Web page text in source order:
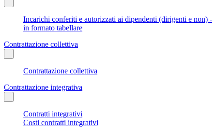
Incarichi conferiti e autorizzati ai dipendenti (dirigenti e non) -
in formato tabellare
Contrattazione collettiva
Contrattazione collettiva
Contrattazione integrativa
Contratti integrativi
Costi contratti integrativi